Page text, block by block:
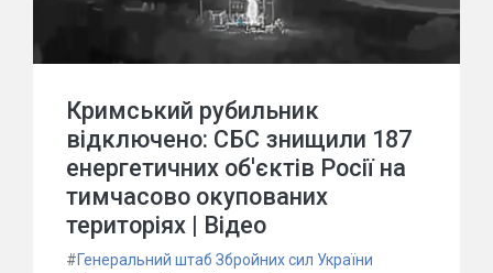
Кримський рубильник
відключено: СБС знищили 187
енергетичних об'єктів Росії на
тимчасово окупованих
територіях | Відео
#Генеральний штаб Збройних сил України